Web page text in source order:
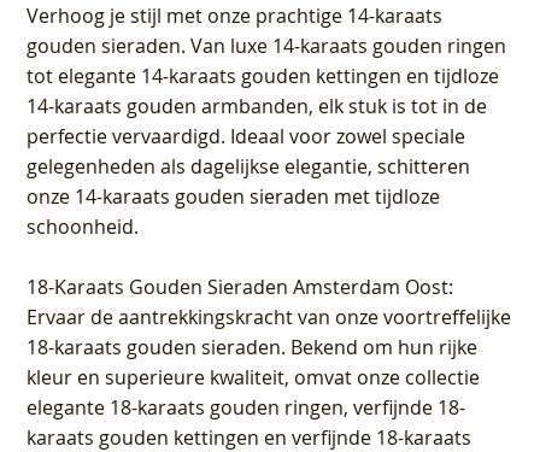
Verhoog je stijl met onze prachtige 14-karaats
gouden sieraden. Van luxe 14-karaats gouden ringen
tot elegante 14-karaats gouden kettingen en tijdloze
14-karaats gouden armbanden, elk stuk is tot in de
perfectie vervaardigd. Ideaal voor zowel speciale
gelegenheden als dagelijkse elegantie, schitteren
onze 14-karaats gouden sieraden met tijdloze
schoonheid.
18-Karaats Gouden Sieraden Amsterdam Oost:
Ervaar de aantrekkingskracht van onze voortreffelijke
18-karaats gouden sieraden. Bekend om hun rijke
kleur en superieure kwaliteit, omvat onze collectie
elegante 18-karaats gouden ringen, verfijnde 18-
karaats gouden kettingen en verfijnde 18-karaats